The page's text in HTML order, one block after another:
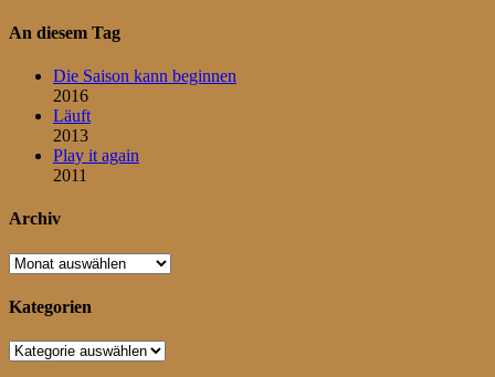
An diesem Tag
Die Saison kann beginnen
2016
Läuft
2013
Play it again
2011
Archiv
Archiv
Kategorien
Kategorien